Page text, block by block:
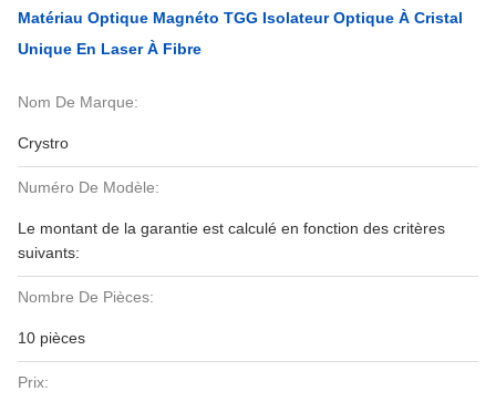
Matériau Optique Magnéto TGG Isolateur Optique À Cristal
Unique En Laser À Fibre
Nom De Marque:
Crystro
Numéro De Modèle:
Le montant de la garantie est calculé en fonction des critères
suivants:
Nombre De Pièces:
10 pièces
Prix: